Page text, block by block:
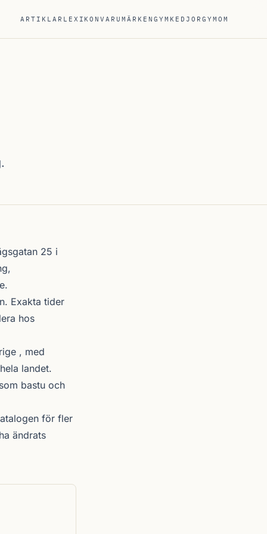
ARTIKLAR LEXIKONVARUMÄRKENGYMKEDJORGYMOM
25 i
Exakta tider
hos
, med
landet.
bastu och
för fler
ändrats